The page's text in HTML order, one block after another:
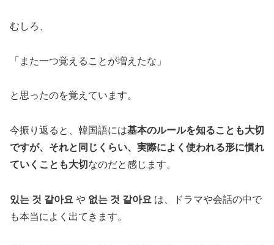
むしろ、
「また一つ覚えることが増えたな」
と思ったのを覚えています。
今振り返ると、韓国語には基本のルールを知ることも大切
ですが、それと同じくらい、実際によく使われる形に慣れ
ていくことも大切 なのだと感じます。
있는 것 같아요 や 없는 것 같아요 は、ドラマや会話の中で
も本当によく出てきます。